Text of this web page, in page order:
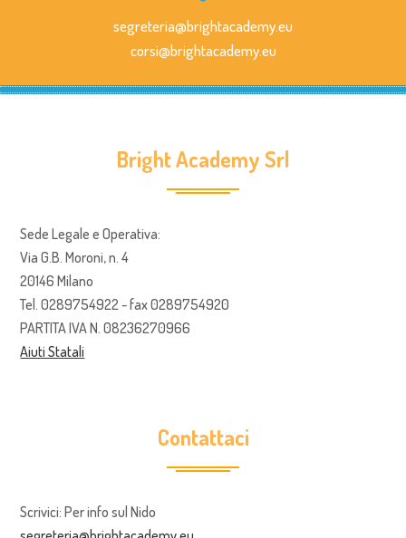
segreteria@brightacademy.eu
corsi@brightacademy.eu
Bright Academy Srl
Sede Legale e Operativa:
Via G.B. Moroni, n. 4
20146 Milano
Tel. 0289754922 - fax 0289754920
PARTITA IVA N. 08236270966
Aiuti Statali
Contattaci
Scrivici: Per info sul Nido